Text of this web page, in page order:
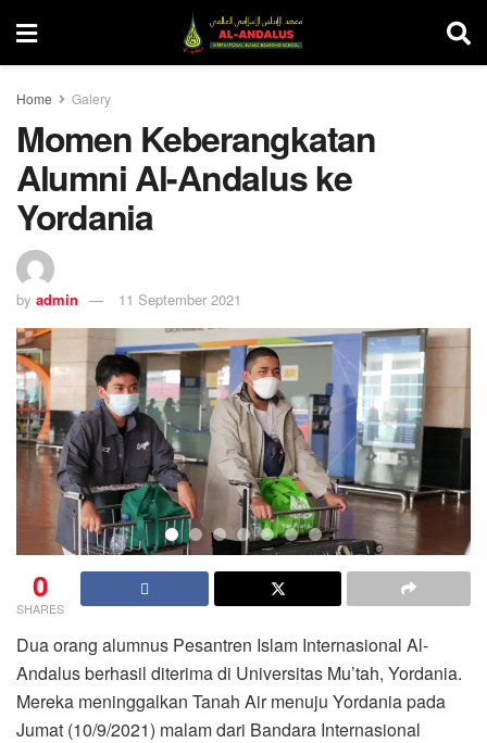
Home Galery
Momen Keberangkatan
Alumni Al-Andalus ke
Yordania
by admin 11 September 2021
0
SHARES
Dua orang alumnus Pesantren Islam Internasional Al-
Andalus berhasil diterima di Universitas Mu’tah, Yordania.
Mereka meninggalkan Tanah Air menuju Yordania pada
Jumat (10/9/2021) malam dari Bandara Internasional